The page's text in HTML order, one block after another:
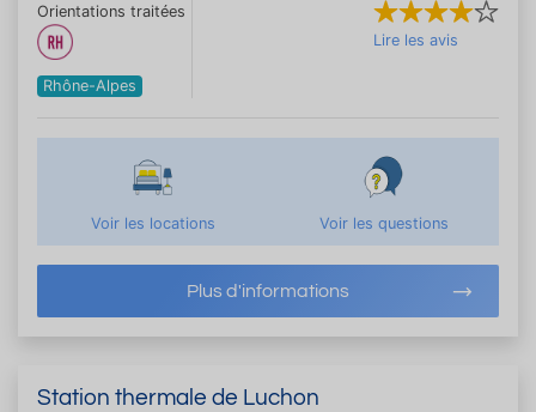
Orientations traitées
Rhône-Alpes
Lire les avis
Voir les locations Voir les questions
Plus d'informations
Station thermale de Luchon